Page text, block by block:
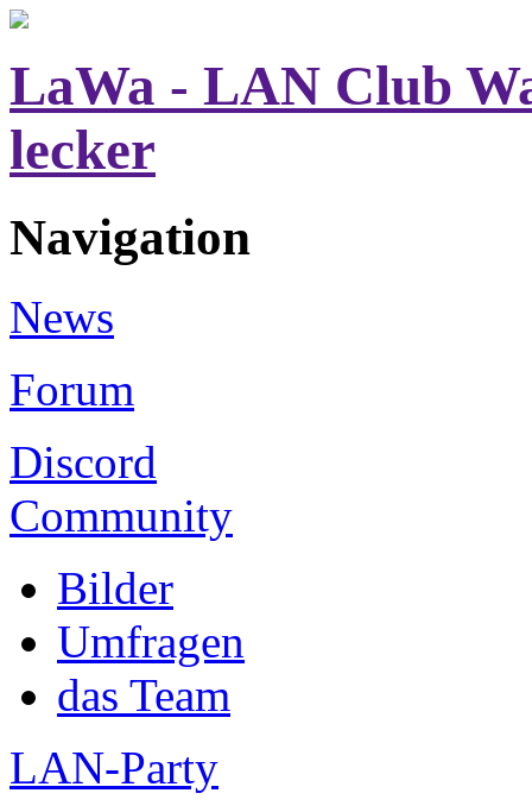
LaWa - LAN Club
lecker
Navigation
News
Forum
Discord
Community
Bilder
Umfragen
das Team
LAN-Party